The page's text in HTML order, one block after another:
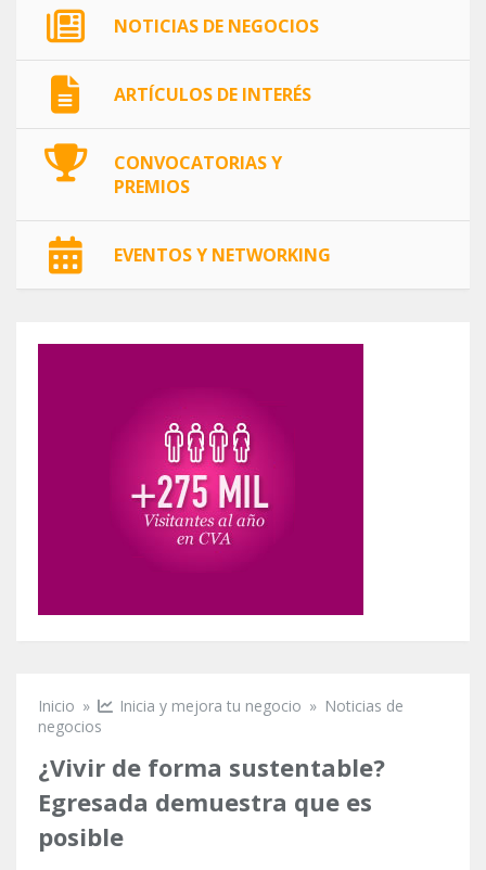
NOTICIAS DE NEGOCIOS
ARTÍCULOS DE INTERÉS
CONVOCATORIAS Y
PREMIOS
EVENTOS Y NETWORKING
Se encuentra usted aquí
Inicio » Inicia y mejora tu negocio » Noticias de
negocios
¿Vivir de forma sustentable?
Egresada demuestra que es
posible